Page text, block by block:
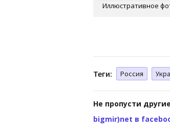
Иллюстративное
Теги: Россия
Не пропусти
bigmir)net в